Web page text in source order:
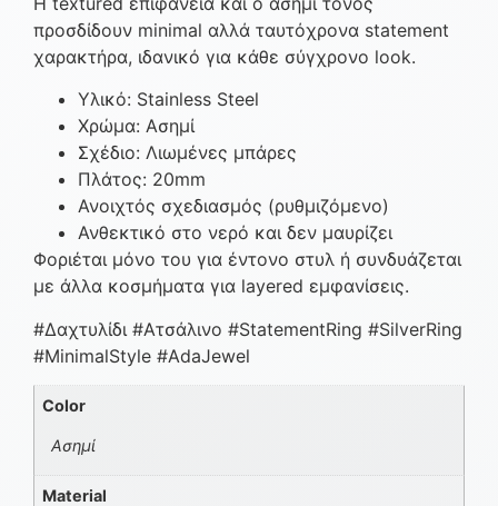
προσδίδουν minimal αλλά ταυτόχρονα statement
χαρακτήρα, ιδανικό για κάθε σύγχρονο look.
Υλικό: Stainless Steel
Χρώμα: Ασημί
Σχέδιο: Λιωμένες μπάρες
Πλάτος: 20mm
Ανοιχτός σχεδιασμός (ρυθμιζόμενο)
Ανθεκτικό στο νερό και δεν μαυρίζει
Φοριέται μόνο του για έντονο στυλ ή συνδυάζεται
με άλλα κοσμήματα για layered εμφανίσεις.
#Δαχτυλίδι #Ατσάλινο #StatementRing #SilverRing
#MinimalStyle #AdaJewel
Color
Ασημί
Material